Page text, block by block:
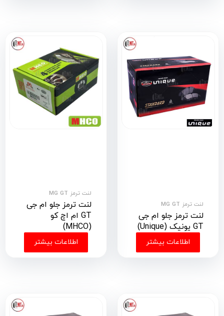
لنت ترمز MG GT
لنت ترمز جلو ام جی
GT یونیک (Unique)
اطلاعات بیشتر
لنت ترمز MG GT
لنت ترمز جلو ام جی
GT ام اچ کو
(MHCO)
اطلاعات بیشتر